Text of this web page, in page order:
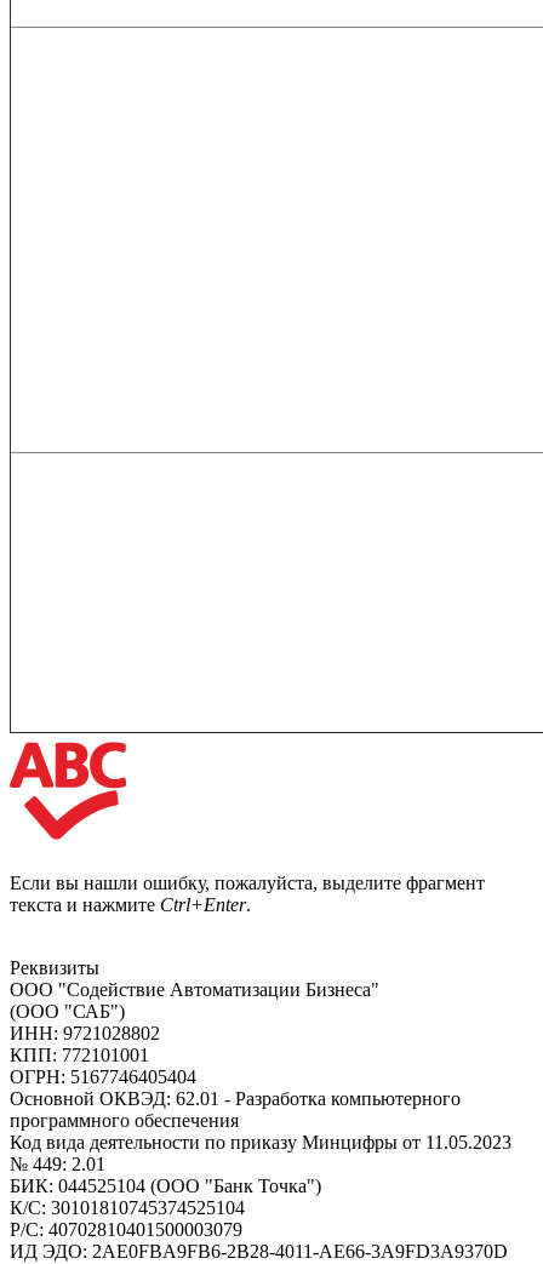
Если вы нашли ошибку, пожалуйста, выделите фрагмент
текста и нажмите Ctrl+Enter.
Реквизиты
ООО "Содействие Автоматизации Бизнеса"
(ООО "САБ")
ИНН: 9721028802
КПП: 772101001
ОГРН: 5167746405404
Основной ОКВЭД: 62.01 - Разработка компьютерного
программного обеспечения
Код вида деятельности по приказу Минцифры от 11.05.2023
№ 449: 2.01
БИК: 044525104 (ООО "Банк Точка")
К/С: 30101810745374525104
Р/С: 40702810401500003079
ИД ЭДО: 2AE0FBA9FB6-2B28-4011-AE66-3A9FD3A9370D